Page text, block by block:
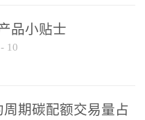
品小贴士
- 10
周期碳配额交易量占